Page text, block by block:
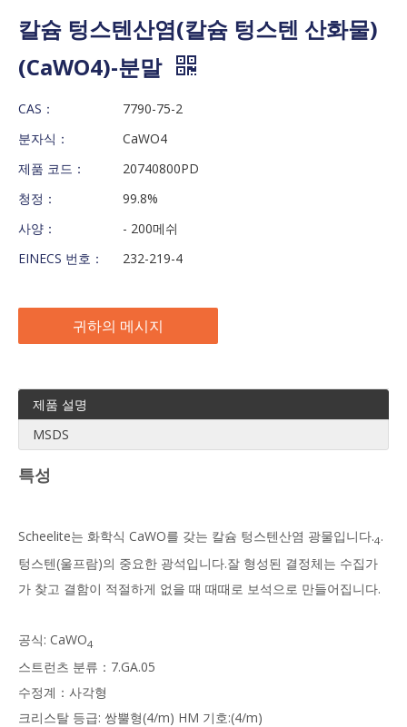
칼슘 텅스텐산염(칼슘 텅스텐 산화물)
(CaWO4)-분말
CAS：
7790-75-2
분자식：
CaWO4
제품 코드：
20740800PD
청정：
99.8%
사양：
- 200메쉬
EINECS 번호：
232-219-4
귀하의 메시지
제품 설명
MSDS
특성
Scheelite는 화학식 CaWO를 갖는 칼슘 텅스텐산염 광물입니다.4.
텅스텐(울프람)의 중요한 광석입니다.잘 형성된 결정체는 수집가
가 찾고 결함이 적절하게 없을 때 때때로 보석으로 만들어집니다.
공식: CaWO4
스트런츠 분류：7.GA.05
수정계：사각형
크리스탈 등급: 쌍뿔형(4/m) HM 기호:(4/m)